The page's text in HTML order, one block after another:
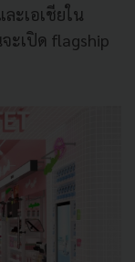
ะเอเชียใน
ะเปิด flagship